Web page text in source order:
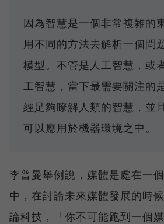
因為智慧是一個非常複雜的
用不同的方法去解析一個問
模型。不管是人工智慧，或
工智慧，當下最需要關注的
經足夠瞭解人類的智慧，並
可以應用於機器環境之中。
李普曼舉例說，媒體是處在一
中，在討論未來媒體發展的時
論科技，「你不可能跑到一個